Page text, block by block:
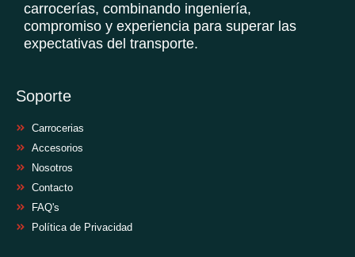
carrocerías, combinando ingeniería,
compromiso y experiencia para superar las
expectativas del transporte.
Soporte
Carrocerias
Accesorios
Nosotros
Contacto
FAQ's
Política de Privacidad